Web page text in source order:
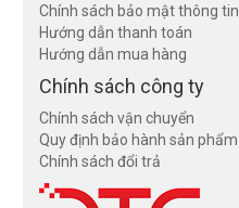
Chính sách bảo mật thông tin
Hướng dẫn thanh toán
Hướng dẫn mua hàng
Chính sách công ty
Chính sách vận chuyển
Quy định bảo hành sản phẩm
Chính sách đổi trả